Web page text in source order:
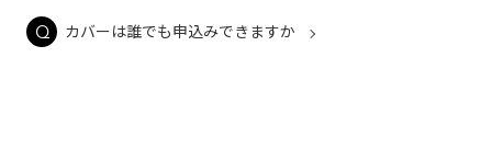
カバーは誰でも申込みできますか